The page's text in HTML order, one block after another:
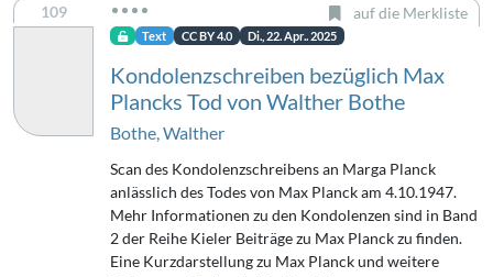
109 auf die Merkliste
Text CC BY 4.0 Di., 22. Apr.. 2025
Kondolenzschreiben bezüglich Max
Plancks Tod von Walther Bothe
Bothe, Walther
Scan des Kondolenzschreibens an Marga Planck
anlässlich des Todes von Max Planck am 4.10.1947.
Mehr Informationen zu den Kondolenzen sind in Band
2 der Reihe Kieler Beiträge zu Max Planck zu finden.
Eine Kurzdarstellung zu Max Planck und weitere